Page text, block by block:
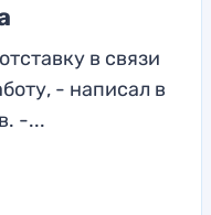
в связи
- написал в
-...